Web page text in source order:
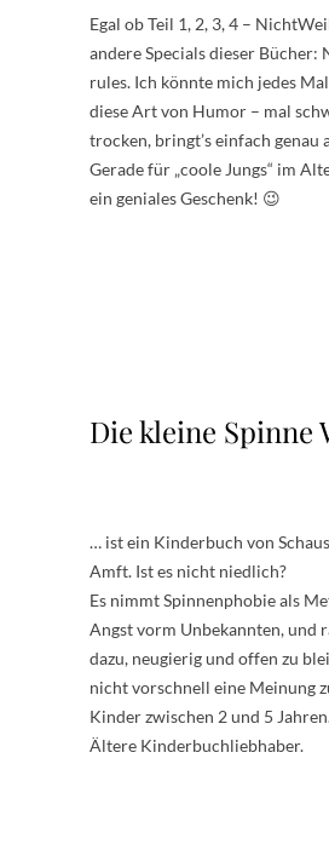
Egal ob Teil 1, 2, 3, 4 –
andere Specials dieser Bücher:
rules. Ich könnte mich jedes
diese Art von Humor – mal
trocken, bringt’s einfach genau
Gerade für „coole Jungs“ im
ein geniales Geschenk! 😉
Die kleine Spinne
… ist ein Kinderbuch von
Amft. Ist es nicht niedlich?
Es nimmt Spinnenphobie als
Angst vorm Unbekannten, und
dazu, neugierig und offen zu
nicht vorschnell eine Meinung
Kinder zwischen 2 und 5
Ältere Kinderbuchliebhaber.